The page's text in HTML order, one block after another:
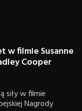
w filmie Susanne
Cooper
siły w filmie
Nagrody